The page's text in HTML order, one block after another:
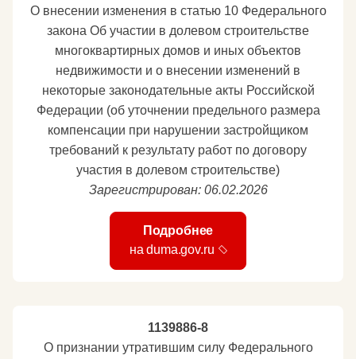
О внесении изменения в статью 10 Федерального
закона Об участии в долевом строительстве
многоквартирных домов и иных объектов
недвижимости и о внесении изменений в
некоторые законодательные акты Российской
Федерации (об уточнении предельного размера
компенсации при нарушении застройщиком
требований к результату работ по договору
участия в долевом строительстве)
Зарегистрирован: 06.02.2026
Подробнее
на duma.gov.ru
1139886-8
О признании утратившим силу Федерального